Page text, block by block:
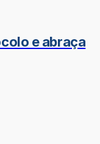
e abraça